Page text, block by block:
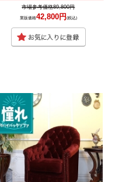
市場参考価格89,800円
業販価格42,800円(税込)